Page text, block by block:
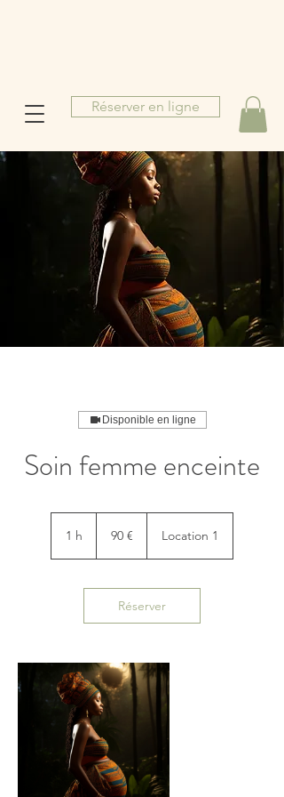
Réserver en ligne
M
b
ou
Disponible en ligne
Soin femme enceinte
1 h 90 € Location 1
Réserver